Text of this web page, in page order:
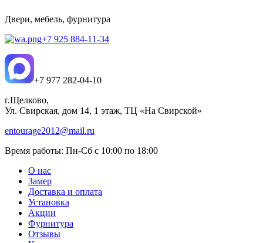
Двери, мебель, фурнитура
+7 925 884-11-34
+7 977 282-04-10
г.Щелково,
Ул. Свирская, дом 14, 1 этаж, ТЦ «На Свирской»
entourage2012@mail.ru
Время работы: Пн-Сб с 10:00 по 18:00
О нас
Замер
Доставка и оплата
Установка
Акции
Фурнитура
Отзывы